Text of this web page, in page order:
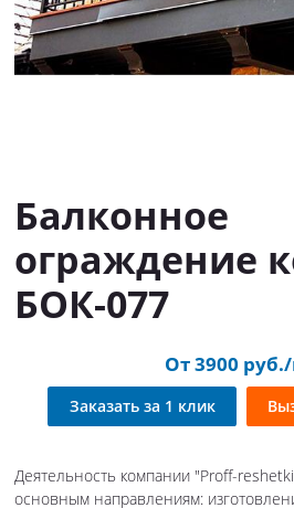
Балконное
ограждение
БОК-077
От 3900
Заказать за 1 клик
Деятельность компании "Proff-
основным направлениям: